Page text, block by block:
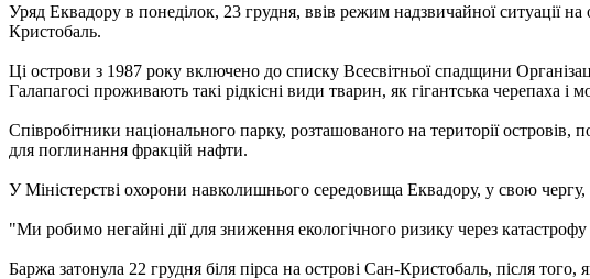
Уряд Еквадору в понеділок, 23 грудня, ввів режим надзвичайної ситуації
Кристобаль.
Ці острови з 1987 року включено до списку Всесвітньої спадщини
Галапагосі проживають такі рідкісні види тварин, як гігантська черепаха і
Співробітники національного парку, розташованого на території островів,
для поглинання фракцій нафти.
У Міністерстві охорони навколишнього середовища Еквадору, у свою
"Ми робимо негайні дії для зниження екологічного ризику через
Баржа затонула 22 грудня біля пірса на острові Сан-Кристобаль, після